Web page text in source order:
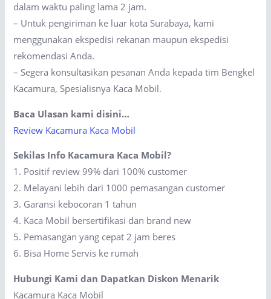
dalam waktu paling lama 2 jam.
– Untuk pengiriman ke luar kota Surabaya, kami
menggunakan ekspedisi rekanan maupun ekspedisi
rekomendasi Anda.
– Segera konsultasikan pesanan Anda kepada tim Bengkel
Kacamura, Spesialisnya Kaca Mobil.
Baca Ulasan kami disini…
Review Kacamura Kaca Mobil
Sekilas Info Kacamura Kaca Mobil?
1. Positif review 99% dari 100% customer
2. Melayani lebih dari 1000 pemasangan customer
3. Garansi kebocoran 1 tahun
4. Kaca Mobil bersertifikasi dan brand new
5. Pemasangan yang cepat 2 jam beres
6. Bisa Home Servis ke rumah
Hubungi Kami dan Dapatkan Diskon Menarik
Kacamura Kaca Mobil